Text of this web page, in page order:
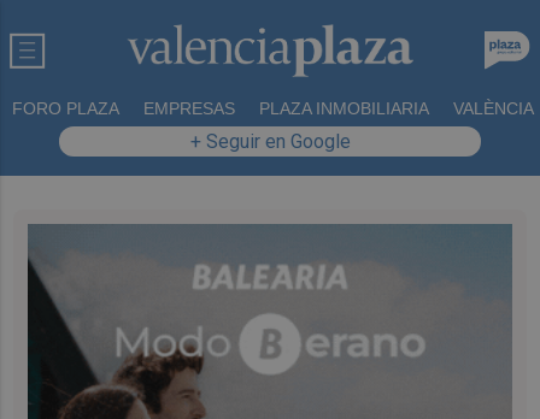
FORO PLAZA EMPRESAS PLAZA INMOBILIARIA VALÈNCIA
+ Seguir en Google